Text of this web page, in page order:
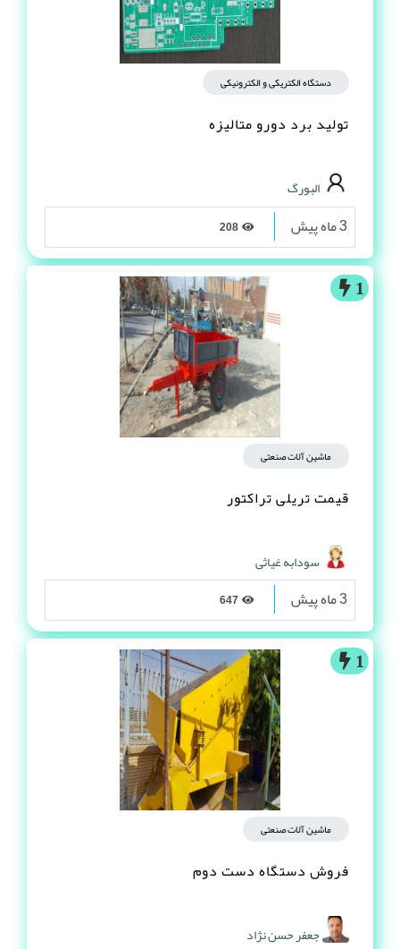
دستگاه الکتریکی و الکترونیکی
تولید برد دورو متالیزه
البورگ
3 ماه پیش
1
ماشین آلات صنعتی
قیمت تریلی تراکتور
سودابه غیاثی
3 ماه پیش
1
ماشین آلات صنعتی
فروش دستگاه دست دوم
جعفر حسن نژاد